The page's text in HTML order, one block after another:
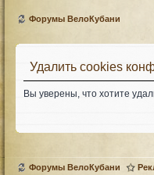
Форумы ВелоКубани
Удалить cookies
Вы уверены, что хотите
Форумы ВелоКубани